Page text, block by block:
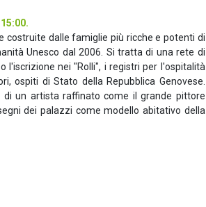
costruite dalle famiglie più ricche e potenti di
Unesco dal 2006. Si tratta di una rete di
l'iscrizione nei "Rolli", i registri per l'ospitalità
ospiti di Stato della Repubblica Genovese.
di un artista raffinato come il grande pittore
dei palazzi come modello abitativo della